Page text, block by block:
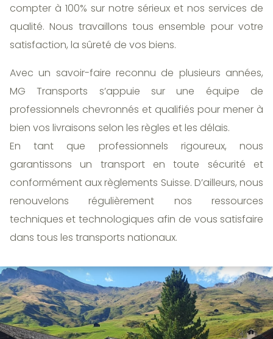
compter à 100% sur notre sérieux et nos services de
qualité. Nous travaillons tous ensemble pour votre
satisfaction, la sûreté de vos biens.
Avec un savoir-faire reconnu de plusieurs années,
MG Transports s’appuie sur une équipe de
professionnels chevronnés et qualifiés pour mener à
bien vos livraisons selon les règles et les délais.
En tant que professionnels rigoureux, nous
garantissons un transport en toute sécurité et
conformément aux règlements Suisse. D’ailleurs, nous
renouvelons régulièrement nos ressources
techniques et technologiques afin de vous satisfaire
dans tous les transports nationaux.